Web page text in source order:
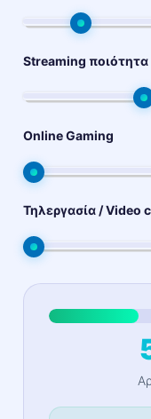
Streaming ποιότητα
Online Gaming
Τηλεργασία / Video